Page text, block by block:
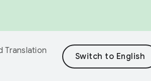
Translation